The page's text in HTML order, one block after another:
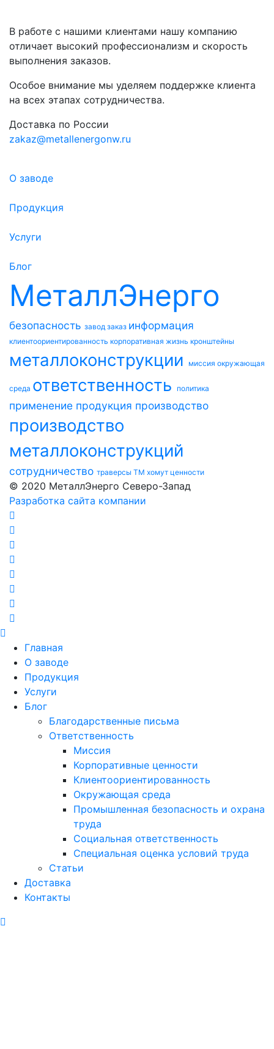
В работе с нашими клиентами нашу компанию
отличает высокий профессионализм и скорость
выполнения заказов.
Особое внимание мы уделяем поддержке клиента
на всех этапах сотрудничества.
Доставка по России
zakaz@metallenergonw.ru
О заводе
Продукция
Услуги
Блог
МеталлЭнерго
безопасность завод заказ информация
клиентоориентированность корпоративная жизнь кронштейны
металлоконструкции миссия окружающая
среда ответственность политика
применение продукция производство
производство
металлоконструкций
сотрудничество траверсы ТМ хомут ценности
© 2020 МеталлЭнерго Северо-Запад
Разработка сайта компании
Главная
О заводе
Продукция
Услуги
Блог
Благодарственные письма
Ответственность
Миссия
Корпоративные ценности
Клиентоориентированность
Окружающая среда
Промышленная безопасность и охрана
труда
Социальная ответственность
Специальная оценка условий труда
Статьи
Доставка
Контакты